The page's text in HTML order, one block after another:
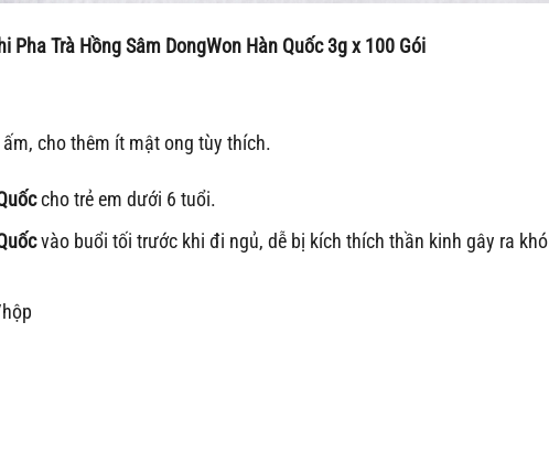
Pha Trà Hồng Sâm DongWon Hàn Quốc 3g x 100 Gói
cho thêm ít mật ong tùy thích.
cho trẻ em dưới 6 tuổi.
vào buổi tối trước khi đi ngủ, dễ bị kích thích thần kinh gây ra khó